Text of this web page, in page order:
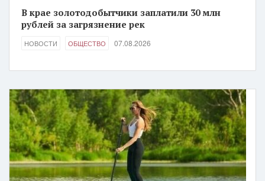
В крае золотодобытчики заплатили 30 млн
рублей за загрязнение рек
НОВОСТИ ОБЩЕСТВО 07.08.2026